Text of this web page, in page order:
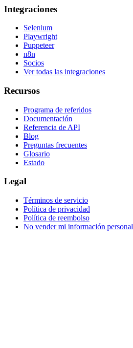
Integraciones
Selenium
Playwright
Puppeteer
n8n
Socios
Ver todas las integraciones
Recursos
Programa de referidos
Documentación
Referencia de API
Blog
Preguntas frecuentes
Glosario
Estado
Legal
Términos de servicio
Política de privacidad
Política de reembolso
No vender mi información personal